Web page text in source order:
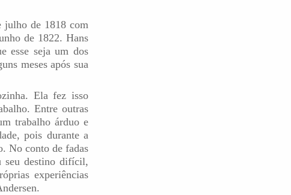
julho de 1818 com
de 1822. Hans
esse seja um dos
meses após sua
Ela fez isso
Entre outras
trabalho árduo e
pois durante a
No conto de fadas
seu destino difícil,
experiências